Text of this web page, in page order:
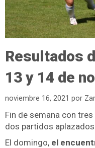
Resultados
13 y 14 de
noviembre 16, 2021 por
Fin de semana con
dos partidos
El domingo, el